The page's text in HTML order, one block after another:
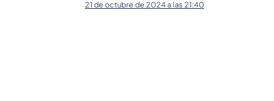
21 de octubre de 2024 a las 21:40